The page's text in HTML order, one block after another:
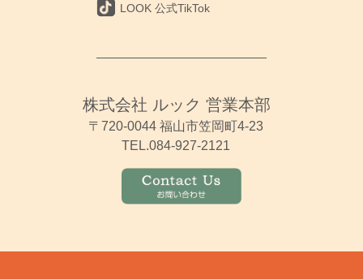
LOOK 公式TikTok
株式会社 ルック 営業本部
〒720-0044 福山市笠岡町4-23
TEL.084-927-2121